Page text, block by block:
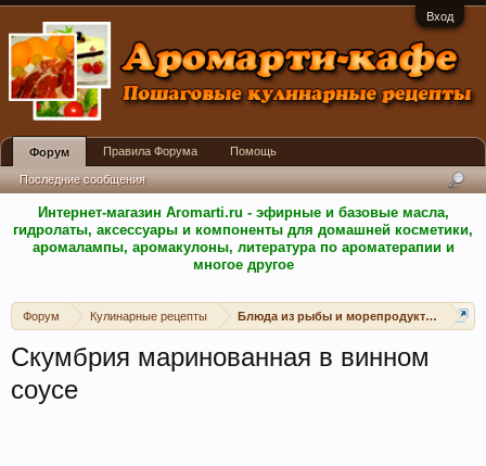
Вход
Интернет-магазин Aromarti.ru - эфирные и базовые масла,
гидролаты, аксессуары и компоненты для домашней косметики,
аромалампы, аромакулоны, литература по ароматерапии и
многое другое
Форум Кулинарные рецепты Блюда из рыбы и морепродуктов
Скумбрия маринованная в винном
соусе
Форум
Последние сообщения
Правила Форума Помощь